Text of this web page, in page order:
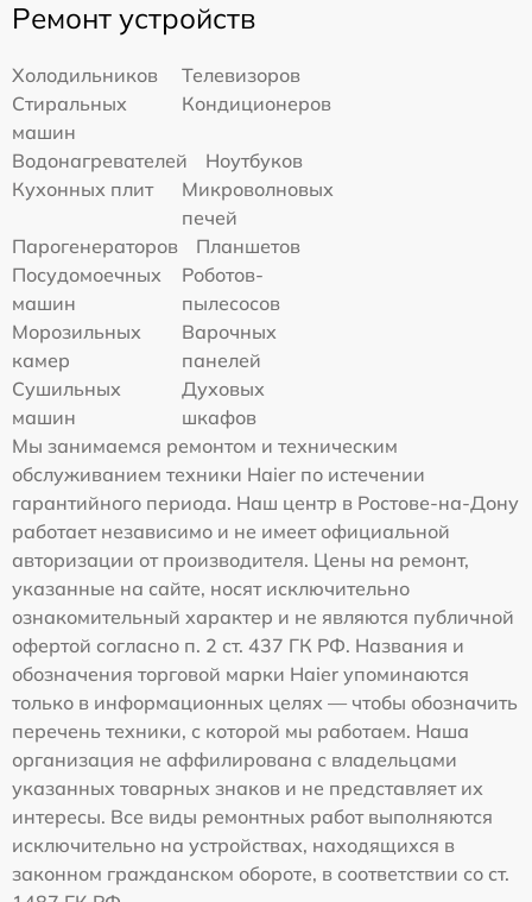
Ремонт устройств
Холодильников
Телевизоров
Стиральных
машин
Кондиционеров
Водонагревателей
Ноутбуков
Кухонных плит
Микроволновых
печей
Парогенераторов
Планшетов
Посудомоечных
машин
Роботов-
пылесосов
Морозильных
камер
Варочных
панелей
Сушильных
машин
Духовых
шкафов
Мы занимаемся ремонтом и техническим
обслуживанием техники Haier по истечении
гарантийного периода. Наш центр в Ростове-на-Дону
работает независимо и не имеет официальной
авторизации от производителя. Цены на ремонт,
указанные на сайте, носят исключительно
ознакомительный характер и не являются публичной
офертой согласно п. 2 ст. 437 ГК РФ. Названия и
обозначения торговой марки Haier упоминаются
только в информационных целях — чтобы обозначить
перечень техники, с которой мы работаем. Наша
организация не аффилирована с владельцами
указанных товарных знаков и не представляет их
интересы. Все виды ремонтных работ выполняются
исключительно на устройствах, находящихся в
законном гражданском обороте, в соответствии со ст.